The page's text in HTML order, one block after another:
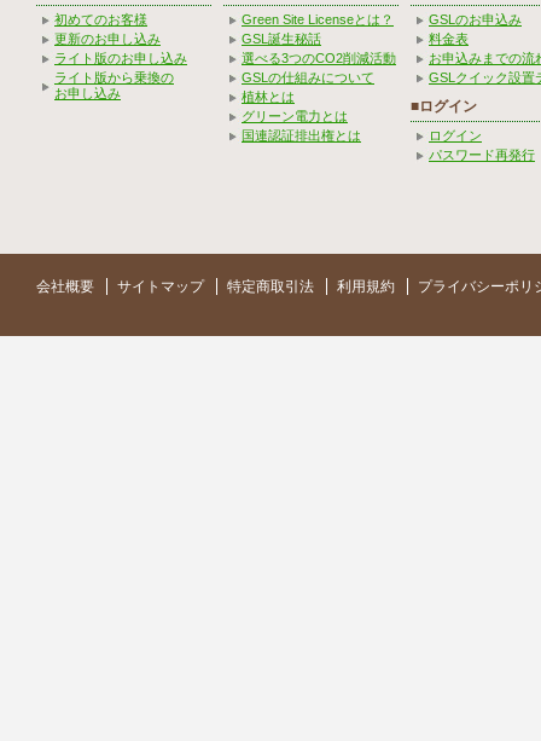
初めてのお客様
更新のお申し込み
ライト版のお申し込み
ライト版から乗換の
お申し込み
Green Site Licenseとは？
GSL誕生秘話
選べる3つのCO2削減活動
GSLの仕組みについて
植林とは
グリーン電力とは
国連認証排出権とは
GSLのお申込み
料金表
お申込みまでの流
GSLクイック設置
■ログイン
ログイン
パスワード再発行
会社概要 サイトマップ 特定商取引法 利用規約 プライバシーポリ